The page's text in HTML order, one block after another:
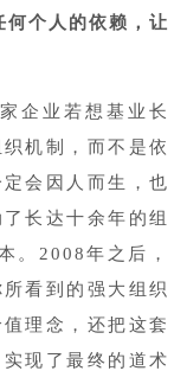
个人的依赖，让
企业若想基业长
机制，而不是依
会因人而生，也
长达十余年的组
。2008年之后，
看到的强大组织
理念，还把这套
现了最终的道术